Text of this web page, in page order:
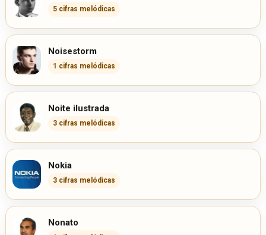
5 cifras melódicas
Noisestorm
1 cifras melódicas
Noite ilustrada
3 cifras melódicas
Nokia
3 cifras melódicas
Nonato